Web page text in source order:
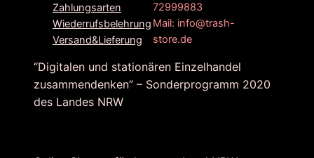
Zahlungsarten
Wiederrufsbelehrung
Versand&Lieferung
72999883
Mail: info@trash-
store.de
“Digitalen und stationären Einzelhandel
zusammendenken” – Sonderprogramm 2020
des Landes NRW